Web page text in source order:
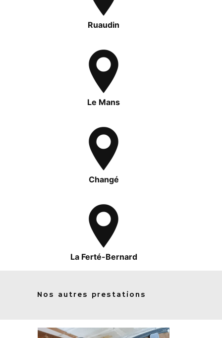
Ruaudin
Le Mans
Changé
La Ferté-Bernard
Nos autres prestations